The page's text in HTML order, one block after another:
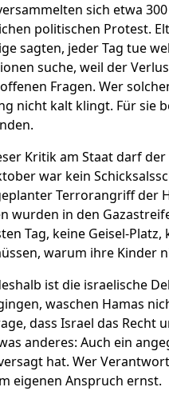
sich etwa
politischen Protest.
sagten, jeder Tag tue
suche, weil der
Fragen. Wer
nicht kalt klingt. Für sie
Kritik am Staat darf
war kein
Terrorangriff der
wurden in den
Tag, keine Geisel-
warum ihre Kinder
ist die israelische
waschen Hamas
dass Israel das Recht
anderes: Auch ein
hat. Wer
eigenen Anspruch ernst.